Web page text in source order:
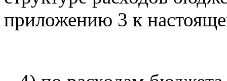
приложению 3 к